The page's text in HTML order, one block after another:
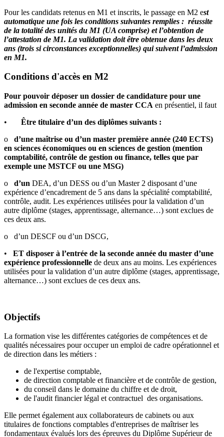
Pour les candidats retenus en M1 et inscrits, le passage en M2 est
automatique une fois les conditions suivantes remplies : réussite
de la totalité des unités du M1 (UA comprise) et l’obtention de
l’attestation de M1. La validation doit être obtenue dans les deux
ans (trois si circonstances exceptionnelles) qui suivent l’admission
en M1.
Conditions d'accès en M2
Pour pouvoir déposer un dossier de candidature pour une
admission en seconde année de master CCA en présentiel, il faut
• Être titulaire d’un des diplômes suivants :
o d’une maîtrise ou d’un master première année (240 ECTS)
en sciences économiques ou en sciences de gestion (mention
comptabilité, contrôle de gestion ou finance, telles que par
exemple une MSTCF ou une MSG)
o d’un DEA, d’un DESS ou d’un Master 2 disposant d’une
expérience d’encadrement de 5 ans dans la spécialité comptabilité,
contrôle, audit. Les expériences utilisées pour la validation d’un
autre diplôme (stages, apprentissage, alternance…) sont exclues de
ces deux ans.
o d’un DESCF ou d’un DSCG,
• ET disposer à l’entrée de la seconde année du master d’une
expérience professionnelle de deux ans au moins. Les expériences
utilisées pour la validation d’un autre diplôme (stages, apprentissage,
alternance…) sont exclues de ces deux ans.
Objectifs
La formation vise les différentes catégories de compétences et de
qualités nécessaires pour occuper un emploi de cadre opérationnel et
de direction dans les métiers :
de l'expertise comptable,
de direction comptable et financière et de contrôle de gestion,
du conseil dans le domaine du chiffre et de droit,
de l'audit financier légal et contractuel des organisations.
Elle permet également aux collaborateurs de cabinets ou aux
titulaires de fonctions comptables d'entreprises de maîtriser les
fondamentaux évalués lors des épreuves du Diplôme Supérieur de